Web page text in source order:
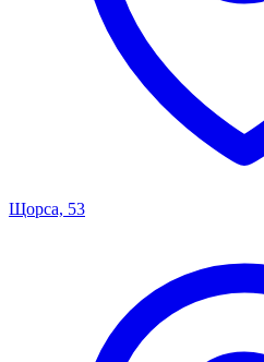
Щорса, 53